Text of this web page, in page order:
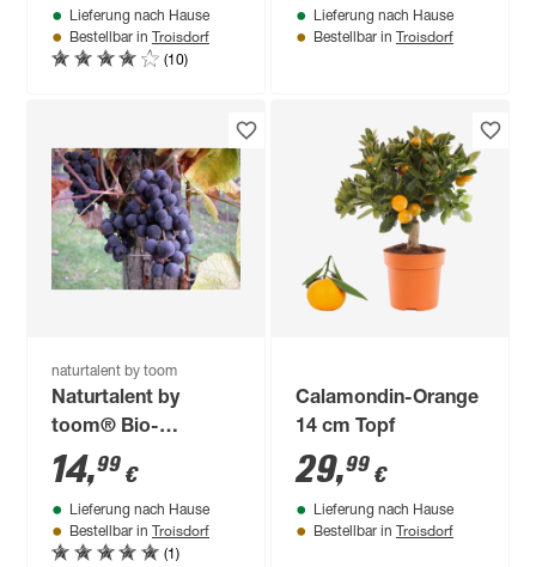
Lieferung nach Hause
Bestellbar in Troisdorf
(10)
Lieferung nach Hause
Bestellbar in Troisdorf
naturtalent by toom
Naturtalent by
toom® Bio-
Weinrebe 'Regent'
19 cm Topf
14,99 €
Lieferung nach Hause
Bestellbar in Troisdorf
(1)
Calamondin-Orange
14 cm Topf
29,99 €
Lieferung nach Hause
Bestellbar in Troisdorf